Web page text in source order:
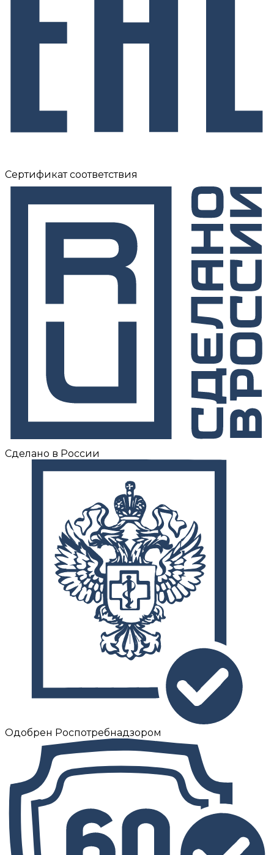
Сертификат соответствия
Сделано в России
Одобрен Роспотребнадзором